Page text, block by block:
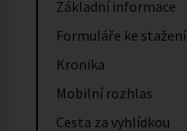
Základní informace
Formuláře ke stažení
Kronika
Mobilní rozhlas
Cesta za vyhlídkou